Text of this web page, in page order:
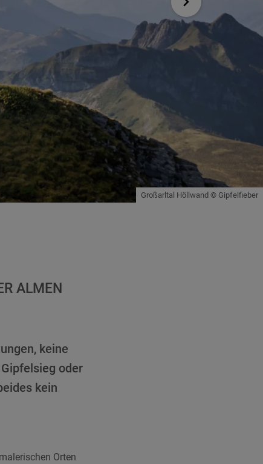
Großarltal Höllwand © Gipfelfieber
ALMEN
keine
oder
kein
Orten